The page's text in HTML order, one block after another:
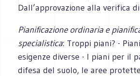
Dall’approvazione alla verifica
Pianificazione ordinaria e
specialistica: Troppi piani? -
esigenze diverse - I piani per il
difesa del suolo, le aree protette